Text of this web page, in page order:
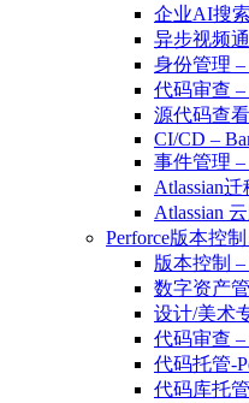
企业AI搜
异步视频
身份管理 –
代码审查 –
源代码查
CI/CD –
事件管理 –
Atlassian
Atlassian
Perforce版本控
版本控制 –
数字资产
设计/美术
代码审查 –
代码托管-
代码库托管